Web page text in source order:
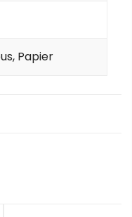
Papier